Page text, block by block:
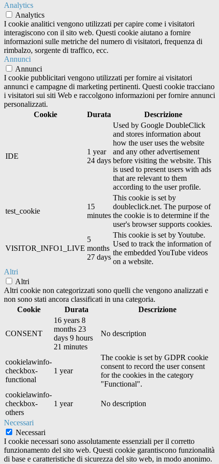
Analytics
Analytics
I cookie analitici vengono utilizzati per capire come i visitatori
interagiscono con il sito web. Questi cookie aiutano a fornire
informazioni sulle metriche del numero di visitatori, frequenza di
rimbalzo, sorgente di traffico, ecc.
Annunci
Annunci
I cookie pubblicitari vengono utilizzati per fornire ai visitatori
annunci e campagne di marketing pertinenti. Questi cookie tracciano
i visitatori sui siti Web e raccolgono informazioni per fornire annunci
personalizzati.
Cookie
Durata Descrizione
IDE
1 year
24 days
Used by Google DoubleClick
and stores information about
how the user uses the website
and any other advertisement
before visiting the website. This
is used to present users with ads
that are relevant to them
according to the user profile.
test_cookie
15
minutes
This cookie is set by
doubleclick.net. The purpose of
the cookie is to determine if the
user's browser supports cookies.
VISITOR_INFO1_LIVE
5
months
27 days
This cookie is set by Youtube.
Used to track the information of
the embedded YouTube videos
on a website.
Altri
Altri
Altri cookie non categorizzati sono quelli che vengono analizzati e
non sono stati ancora classificati in una categoria.
Cookie
Durata Descrizione
CONSENT
16 years 8
months 23
days 9 hours
21 minutes
No description
cookielawinfo-
checkbox-
functional
1 year
The cookie is set by GDPR cookie
consent to record the user consent
for the cookies in the category
"Functional".
cookielawinfo-
checkbox-
others
1 year No description
Necessari
Necessari
I cookie necessari sono assolutamente essenziali per il corretto
funzionamento del sito web. Questi cookie garantiscono funzionalità
di base e caratteristiche di sicurezza del sito web, in modo anonimo.